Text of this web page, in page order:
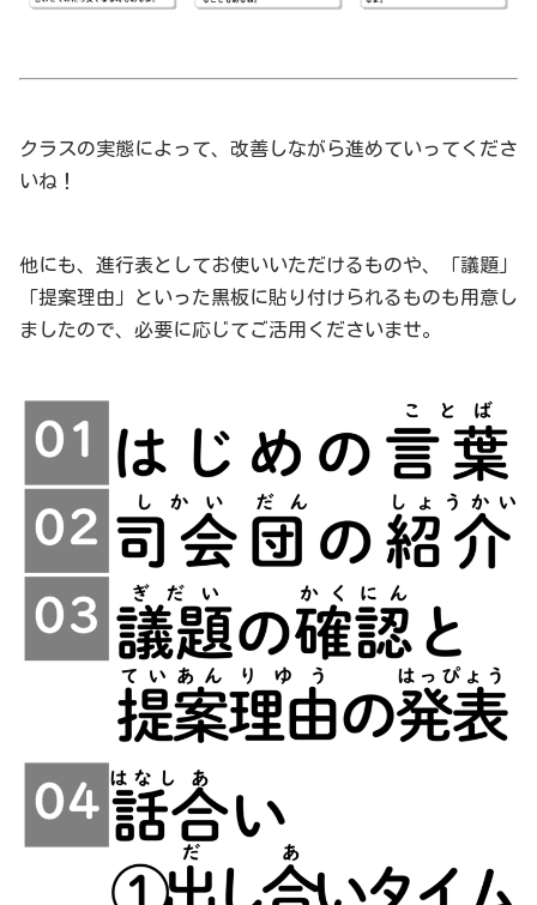
クラスの実態によって、改善しながら進めていってくださ
いね！
他にも、進行表としてお使いいただけるものや、「議題」
「提案理由」といった黒板に貼り付けられるものも用意し
ましたので、必要に応じてご活用くださいませ。